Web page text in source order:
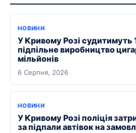
НОВИНИ
У Кривому Розі судитимуть
підпільне виробництво
мільйонів
6 Серпня, 2026
НОВИНИ
У Кривому Розі поліція
за підпали автівок на